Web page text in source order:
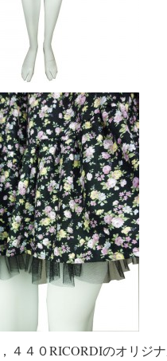
４４０RICORDIのオリジ